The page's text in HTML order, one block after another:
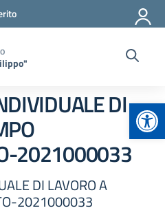
DI
2021000033
DI LAVORO A
2021000033